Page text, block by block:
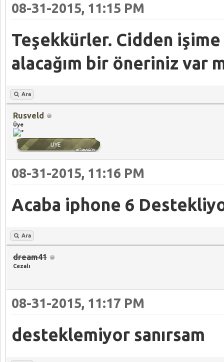
08-31-2015, 11:15 PM
Teşekkürler. Cidden
alacağım bir öneriniz var
Ara
Rusveld
Üye
08-31-2015, 11:16 PM
Acaba iphone 6
Ara
dream41
Cezalı
08-31-2015, 11:17 PM
desteklemiyor sanırsam